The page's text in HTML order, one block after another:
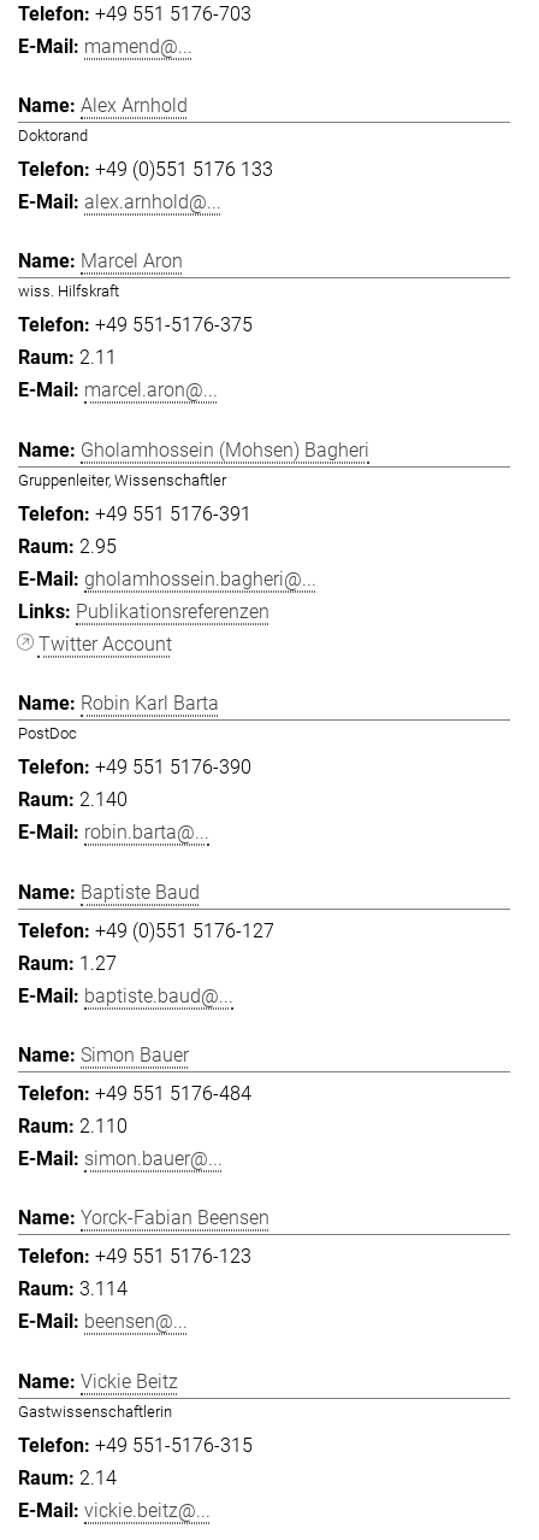
+49 551 5176-703
mamend@...
Alex Arnhold
Doktorand
+49 (0)551 5176 133
alex.arnhold@...
Marcel Aron
wiss. Hilfskraft
+49 551-5176-375
2.11
marcel.aron@...
Gholamhossein (Mohsen) Bagheri
Gruppenleiter, Wissenschaftler
+49 551 5176-391
2.95
gholamhossein.bagheri@...
Publikationsreferenzen
Twitter Account
Robin Karl Barta
PostDoc
+49 551 5176-390
2.140
robin.barta@...
Baptiste Baud
+49 (0)551 5176-127
1.27
baptiste.baud@...
Simon Bauer
+49 551 5176-484
2.110
simon.bauer@...
Yorck-Fabian Beensen
+49 551 5176-123
3.114
beensen@...
Vickie Beitz
Gastwissenschaftlerin
+49 551-5176-315
2.14
vickie.beitz@...